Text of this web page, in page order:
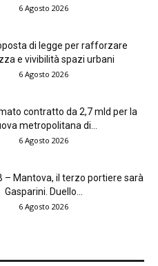
6 Agosto 2026
di legge per rafforzare
e vivibilità spazi urbani
6 Agosto 2026
contratto da 2,7 mld per la
metropolitana di...
6 Agosto 2026
– Mantova, il terzo portiere sarà
Gasparini. Duello...
6 Agosto 2026